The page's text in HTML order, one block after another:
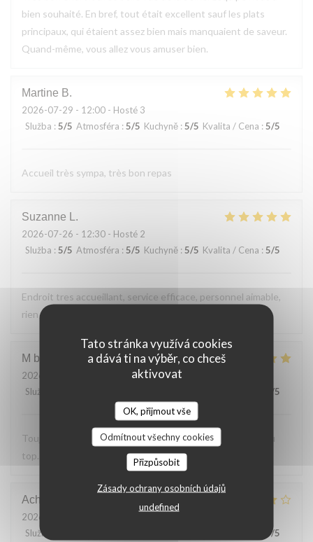
Tato stránka využívá cookies
a dává ti na výběr, co chceš
aktivovat
OK, přijmout vše
Odmítnout všechny cookies
Přizpůsobit
Zásady ochrany osobních údajů
undefined
bien souhaité. En bref, tout était excellent sauf les plats
principaux, qui étaient assez bien mais manquaient de saveur.
Quand-même, vous allez vous amuser bien.
Martine B
2026-07-29 - 12:00 - Hosté 3
Služba : 5/5 Atmosféra :5/5 Kuchyně :5/5 Kvalita / Cena : 5/5
Accueil très sympa, très bon repas
Suzanne L
2026-07-26 - 12:30 - Hosté 2
Služba : 5/5 Atmosféra : 5/5 Kuchyně : 5/5 Kvalita / Cena : 5/5
Endroit tres accueillant, service efficace, personnel aimable,
rien a reprocher sur les plats.
M bouchon
2026-07-24
- 19:30 - Hosté 2
Služba
/5
Toujours Aussi bon avec les produits locaux, l'accueil et au
top. Lo
Achim
2026-07-24
Služba
5/5